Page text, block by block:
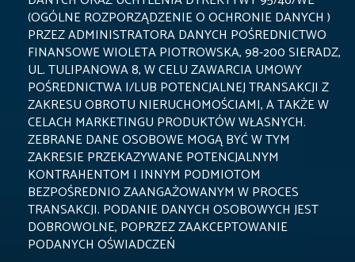
(OGÓLNE ROZPORZĄDZENIE O OCHRONIE DANYCH )
PRZEZ ADMINISTRATORA DANYCH POŚREDNICTWO
FINANSOWE WIOLETA PIOTROWSKA, 98-200 SIERADZ,
UL. TULIPANOWA 8, W CELU ZAWARCIA UMOWY
POŚREDNICTWA I/LUB POTENCJALNEJ TRANSAKCJI Z
ZAKRESU OBROTU NIERUCHOMOŚCIAMI, A TAKŻE W
CELACH MARKETINGU PRODUKTÓW WŁASNYCH.
ZEBRANE DANE OSOBOWE MOGĄ BYĆ W TYM
ZAKRESIE PRZEKAZYWANE POTENCJALNYM
KONTRAHENTOM I INNYM PODMIOTOM
BEZPOŚREDNIO ZAANGAŻOWANYM W PROCES
TRANSAKCJI. PODANIE DANYCH OSOBOWYCH JEST
DOBROWOLNE, POPRZEZ ZAAKCEPTOWANIE
PODANYCH OŚWIADCZEŃ